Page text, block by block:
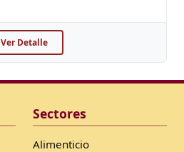
Ver Detalle
Sectores
Alimenticio